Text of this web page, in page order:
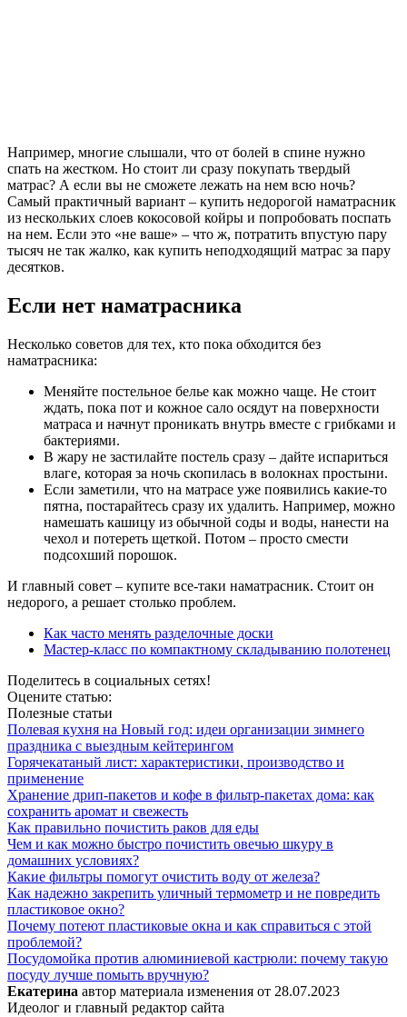
Например, многие слышали, что от болей в спине нужно
спать на жестком. Но стоит ли сразу покупать твердый
матрас? А если вы не сможете лежать на нем всю ночь?
Самый практичный вариант – купить недорогой наматрасник
из нескольких слоев кокосовой койры и попробовать поспать
на нем. Если это «не ваше» – что ж, потратить впустую пару
тысяч не так жалко, как купить неподходящий матрас за пару
десятков.
Если нет наматрасника
Несколько советов для тех, кто пока обходится без
наматрасника:
Меняйте постельное белье как можно чаще. Не стоит
ждать, пока пот и кожное сало осядут на поверхности
матраса и начнут проникать внутрь вместе с грибками и
бактериями.
В жару не застилайте постель сразу – дайте испариться
влаге, которая за ночь скопилась в волокнах простыни.
Если заметили, что на матрасе уже появились какие-то
пятна, постарайтесь сразу их удалить. Например, можно
намешать кашицу из обычной соды и воды, нанести на
чехол и потереть щеткой. Потом – просто смести
подсохший порошок.
И главный совет – купите все-таки наматрасник. Стоит он
недорого, а решает столько проблем.
Как часто менять разделочные доски
Мастер-класс по компактному складыванию полотенец
Поделитесь в социальных сетях!
Оцените статью:
Полезные статьи
Полевая кухня на Новый год: идеи организации зимнего
праздника с выездным кейтерингом
Горячекатаный лист: характеристики, производство и
применение
Хранение дрип-пакетов и кофе в фильтр-пакетах дома: как
сохранить аромат и свежесть
Как правильно почистить раков для еды
Чем и как можно быстро почистить овечью шкуру в
домашних условиях?
Какие фильтры помогут очистить воду от железа?
Как надежно закрепить уличный термометр и не повредить
пластиковое окно?
Почему потеют пластиковые окна и как справиться с этой
проблемой?
Посудомойка против алюминиевой кастрюли: почему такую
посуду лучше помыть вручную?
Екатерина автор материала изменения от 28.07.2023
Идеолог и главный редактор сайта